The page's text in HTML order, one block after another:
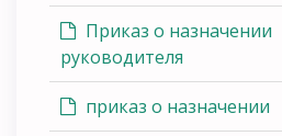
Приказ о назначении
руководителя
приказ о назначении